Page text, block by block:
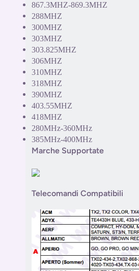
867.3MHZ-869.3MHZ
288MHZ
300MHZ
303MHZ
303.825MHZ
306MHZ
310MHZ
318MHZ
390MHZ
403.55MHZ
418MHZ
280MHz-360MHz
385MHz-400MHz
Marche Supportate
Telecomandi Compatibili